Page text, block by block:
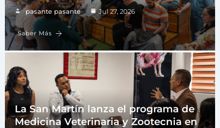
pasante pasante Jul 27, 2026
Saber Más
La San Martín lanza el programa de
Medicina Veterinaria y Zootecnia en